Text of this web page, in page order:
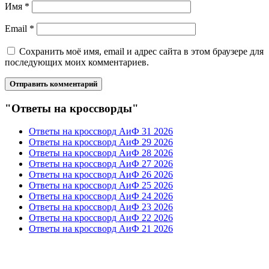
Имя *
Email *
Сохранить моё имя, email и адрес сайта в этом браузере для
последующих моих комментариев.
"Ответы на кроссворды"
Ответы на кроссворд АиФ 31 2026
Ответы на кроссворд АиФ 29 2026
Ответы на кроссворд АиФ 28 2026
Ответы на кроссворд АиФ 27 2026
Ответы на кроссворд АиФ 26 2026
Ответы на кроссворд АиФ 25 2026
Ответы на кроссворд АиФ 24 2026
Ответы на кроссворд АиФ 23 2026
Ответы на кроссворд АиФ 22 2026
Ответы на кроссворд АиФ 21 2026